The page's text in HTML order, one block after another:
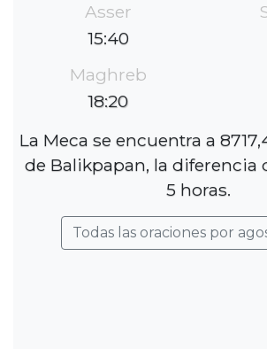
Asser
15:40
Maghreb
18:20
La Meca se encuentra a
de Balikpapan, la diferencia
5 horas.
Todas las oraciones por